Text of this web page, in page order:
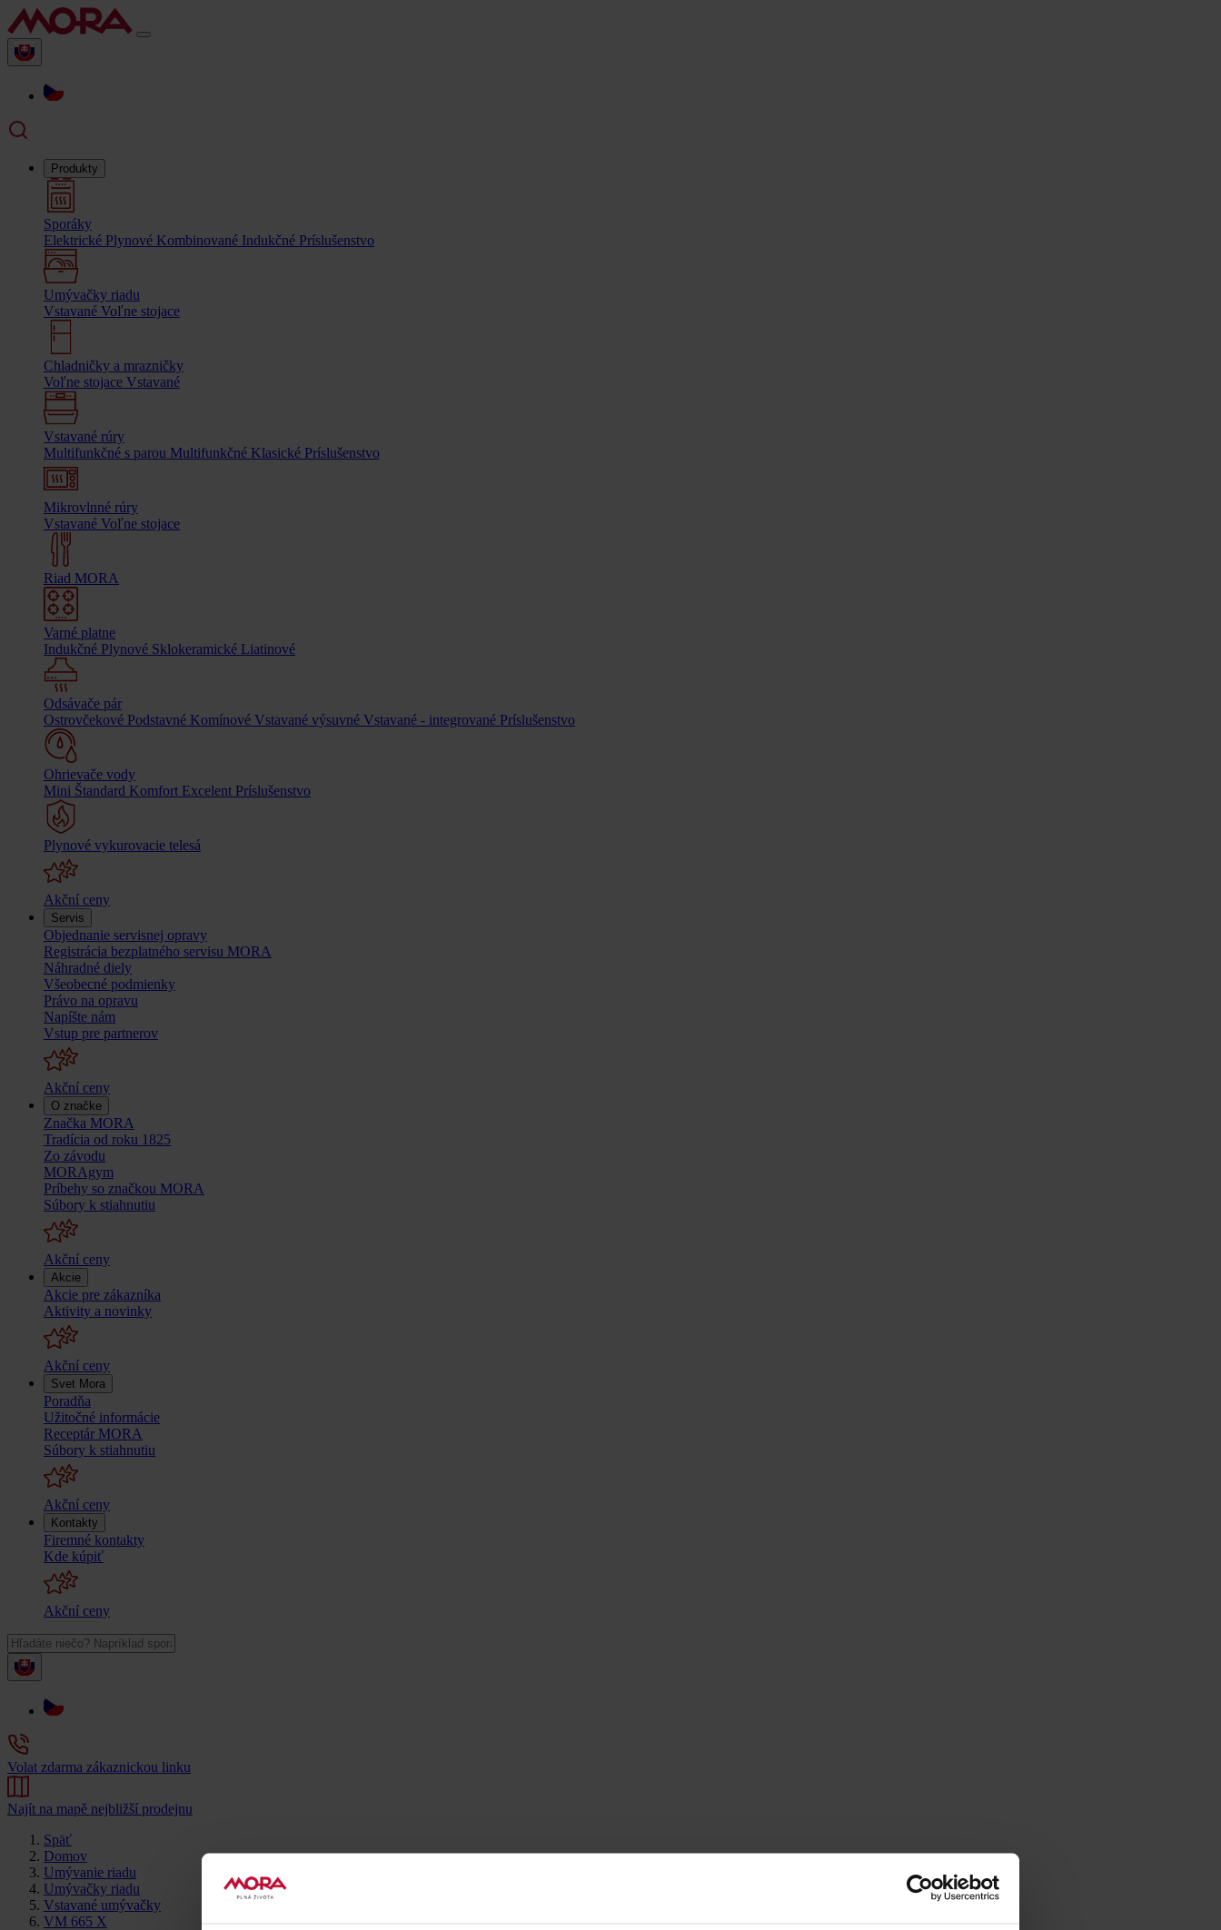
Produkty
Sporáky
Elektrické Plynové Kombinované Indukčné Príslušenstvo
Umývačky riadu
Vstavané Voľne stojace
Chladničky a mrazničky
Voľne stojace Vstavané
Vstavané rúry
Multifunkčné s parou Multifunkčné Klasické Príslušenstvo
Mikrovlnné rúry
Vstavané Voľne stojace
Riad MORA
Varné platne
Indukčné Plynové Sklokeramické Liatinové
Odsávače pár
Ostrovčekové Podstavné Komínové Vstavané výsuvné Vstavané - integrované Príslušenstvo
Ohrievače vody
Mini Štandard Komfort Excelent Príslušenstvo
Plynové vykurovacie telesá
Akční ceny
Servis
Objednanie servisnej opravy
Registrácia bezplatného servisu MORA
Náhradné diely
Všeobecné podmienky
Právo na opravu
Napíšte nám
Vstup pre partnerov
Akční ceny
O značke
Značka MORA
Tradícia od roku 1825
Zo závodu
MORAgym
Príbehy so značkou MORA
Súbory k stiahnutiu
Akční ceny
Akcie
Akcie pre zákazníka
Aktivity a novinky
Akční ceny
Svet Mora
Poradňa
Užitočné informácie
Receptár MORA
Súbory k stiahnutiu
Akční ceny
Kontakty
Firemné kontakty
Kde kúpiť
Akční ceny
Volat zdarma zákaznickou linku
Najít na mapě nejbližší prodejnu
Späť
Domov
Umývanie riadu
Umývačky riadu
Vstavané umývačky
VM 665 X